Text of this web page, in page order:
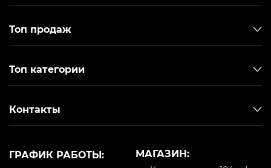
Топ продаж
Топ категории
Контакты
МАГАЗИН:
ГРАФИК РАБОТЫ: